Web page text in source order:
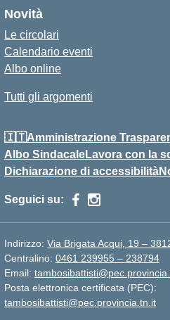
Novità
Le circolari
Calendario eventi
Albo online
Tutti gli argomenti
🇮🇹Amministrazione
Albo SindacaleLavora con la
Dichiarazione di accessibilità
Seguici su:
Indirizzo: Via Brigata Acqui, 19 –
Centralino: 0461 239955 – 238794
Email:
Posta elettronica certificata (PEC):
tambosibattisti@pec.provincia.tn.it